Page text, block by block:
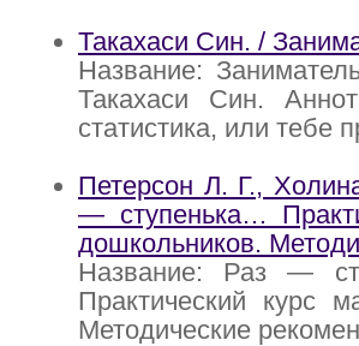
Такахаси Син. /
Название:
Такахаси Син.
статистика, или тебе
Петерсон Л. Г.,
— ступенька…
дошкольников.
Название: Раз —
Практический курс
Методические